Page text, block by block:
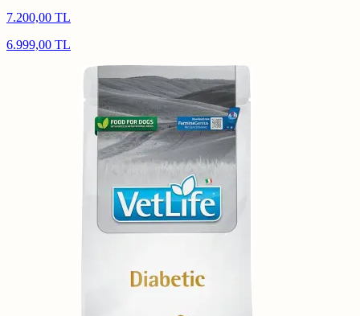
7.200,00 TL
6.999,00 TL